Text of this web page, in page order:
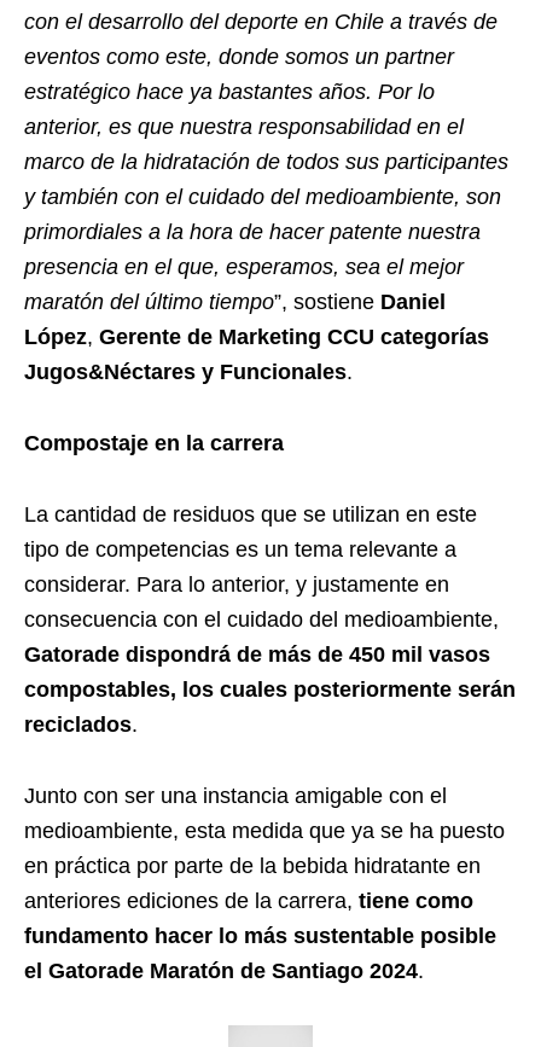
con el desarrollo del deporte en Chile a través de
eventos como este, donde somos un partner
estratégico hace ya bastantes años. Por lo
anterior, es que nuestra responsabilidad en el
marco de la hidratación de todos sus participantes
y también con el cuidado del medioambiente, son
primordiales a la hora de hacer patente nuestra
presencia en el que, esperamos, sea el mejor
maratón del último tiempo”, sostiene Daniel
López, Gerente de Marketing CCU categorías
Jugos&Néctares y Funcionales.
Compostaje en la carrera
La cantidad de residuos que se utilizan en este
tipo de competencias es un tema relevante a
considerar. Para lo anterior, y justamente en
consecuencia con el cuidado del medioambiente,
Gatorade dispondrá de más de 450 mil vasos
compostables, los cuales posteriormente serán
reciclados.
Junto con ser una instancia amigable con el
medioambiente, esta medida que ya se ha puesto
en práctica por parte de la bebida hidratante en
anteriores ediciones de la carrera, tiene como
fundamento hacer lo más sustentable posible
el Gatorade Maratón de Santiago 2024.